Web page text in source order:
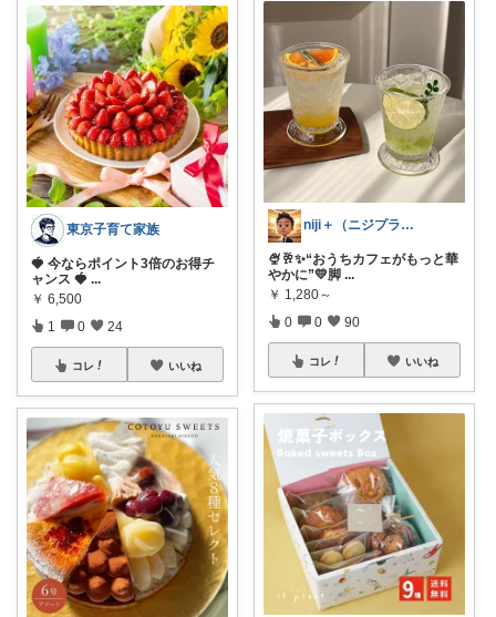
東京子育て家族
🍓 今ならポイント3倍のお得チ
ャンス 🍓 ...
￥ 6,500
1 0 24
コレ いいね
niji＋（ニジプラス）感謝しています
🍨🥂✨“おうちカフェがもっと華
やかに”💛脚 ...
￥ 1,280～
0 0 90
コレ いいね